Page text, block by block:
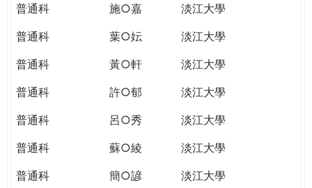
普通科
施○嘉
淡江大學
普通科
葉○妘
淡江大學
普通科
黃○軒
淡江大學
普通科
許○郁
淡江大學
普通科
呂○秀
淡江大學
普通科
蘇○綾
淡江大學
普通科
簡○諺
淡江大學